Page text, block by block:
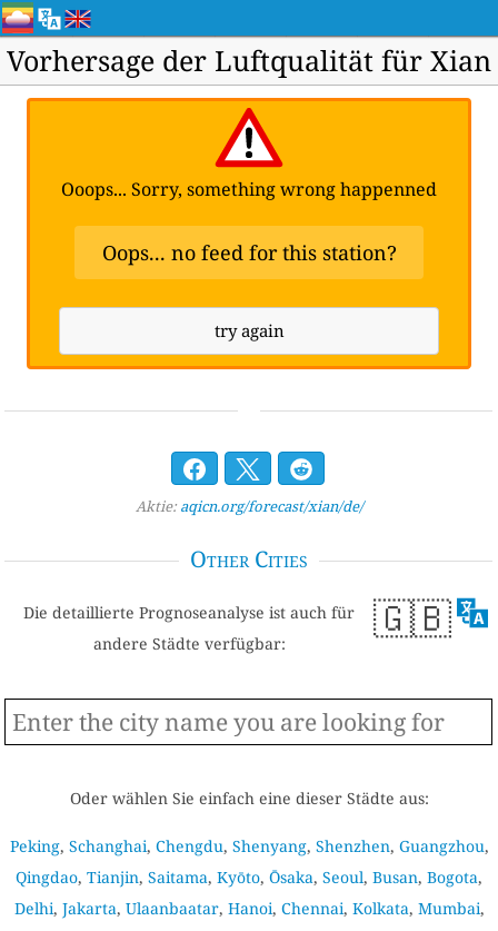
Vorhersage der Luftqualität für Xian
Ooops... Sorry, something wrong happenned
Oops... no feed for this station?
try again
Aktie: aqicn.org/forecast/xian/de/
Other Cities
🇬🇧
Die detaillierte Prognoseanalyse ist auch für
andere Städte verfügbar:
Oder wählen Sie einfach eine dieser Städte aus:
Peking, Schanghai, Chengdu, Shenyang, Shenzhen, Guangzhou,
Qingdao, Tianjin, Saitama, Kyōto, Ōsaka, Seoul, Busan, Bogota,
Delhi, Jakarta, Ulaanbaatar, Hanoi, Chennai, Kolkata, Mumbai,